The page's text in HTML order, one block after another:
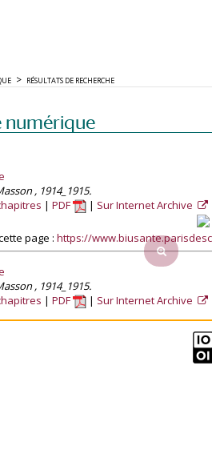
RÉSULTATS DE RECHERCHE
numérique
, 1914_1915.
PDF Sur Internet Archive
page : https://
, 1914_1915.
PDF Sur Internet Archive